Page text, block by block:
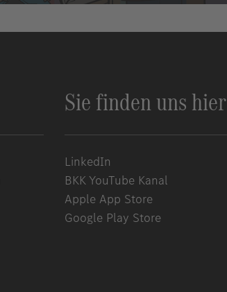
Sie finden uns hier
LinkedIn
BKK YouTube Kanal
Apple App Store
Google Play Store